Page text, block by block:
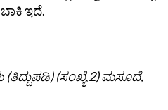
ಬಾಕಿ ಇದೆ.
(ತಿದ್ದುಪಡಿ) (ಸಂಖ್ಯೆ 2) ಮಸೂದೆ,